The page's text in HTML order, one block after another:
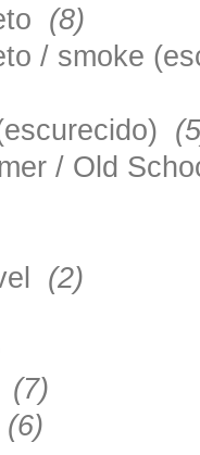
(8)
/ smoke
/ Old
(2)
(7)
(6)